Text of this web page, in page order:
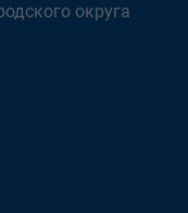
округа